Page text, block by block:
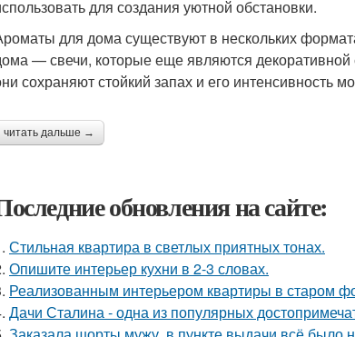
для создания уютной обстановки.
для дома существуют в нескольких
— свечи, которые еще являются
сохраняют стойкий запах и его интенсивность
читать дальше →
обновления на сайте:
Стильная квартира в светлых приятных тонах.
Опишите интерьер кухни в 2-3 словах.
Реализованным интерьером квартиры в старом
Дачи Сталина - одна из популярных